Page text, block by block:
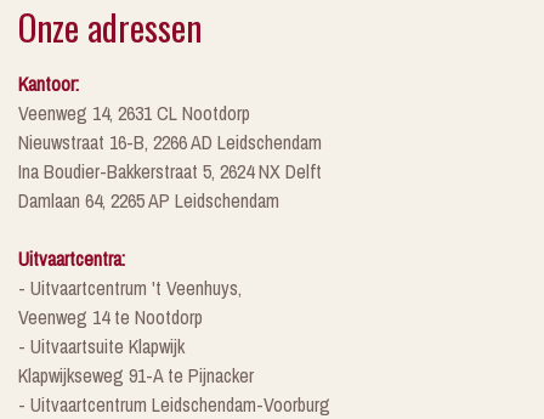
Onze adressen
Kantoor:
Veenweg 14, 2631 CL Nootdorp
Nieuwstraat 16-B, 2266 AD Leidschendam
Ina Boudier-Bakkerstraat 5, 2624 NX Delft
Damlaan 64, 2265 AP Leidschendam
Uitvaartcentra:
- Uitvaartcentrum 't Veenhuys,
Veenweg 14 te Nootdorp
- Uitvaartsuite Klapwijk
Klapwijkseweg 91-A te Pijnacker
- Uitvaartcentrum Leidschendam-Voorburg